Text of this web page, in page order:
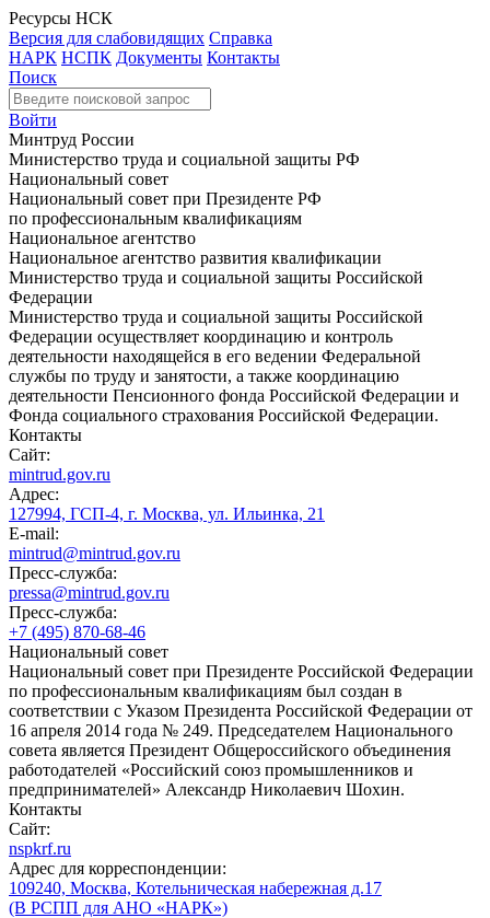
Ресурсы НСК
Версия для слабовидящих Справка
НАРК НСПК Документы Контакты
Поиск
Войти
Минтруд России
Министерство труда и социальной защиты РФ
Национальный совет
Национальный совет при Президенте РФ
по профессиональным квалификациям
Национальное агентство
Национальное агентство развития квалификации
Министерство труда и социальной защиты Российской
Федерации
Министерство труда и социальной защиты Российской
Федерации осуществляет координацию и контроль
деятельности находящейся в его ведении Федеральной
службы по труду и занятости, а также координацию
деятельности Пенсионного фонда Российской Федерации и
Фонда социального страхования Российской Федерации.
Контакты
Сайт:
mintrud.gov.ru
Адрес:
127994, ГСП-4, г. Москва, ул. Ильинка, 21
E-mail:
mintrud@mintrud.gov.ru
Пресс-служба:
pressa@mintrud.gov.ru
Пресс-служба:
+7 (495) 870-68-46
Национальный совет
Национальный совет при Президенте Российской Федерации
по профессиональным квалификациям был создан в
соответствии с Указом Президента Российской Федерации от
16 апреля 2014 года № 249. Председателем Национального
совета является Президент Общероссийского объединения
работодателей «Российский союз промышленников и
предпринимателей» Александр Николаевич Шохин.
Контакты
Сайт:
nspkrf.ru
Адрес для корреспонденции:
109240, Москва, Котельническая набережная д.17
(В РСПП для АНО «НАРК»)